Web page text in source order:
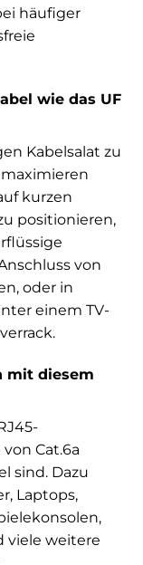
häufiger
wie das UF
Kabelsalat zu
kurzen
positionieren,
von
oder in
einem TV-
mit diesem
Cat.6a
sind. Dazu
Laptops,
viele weitere